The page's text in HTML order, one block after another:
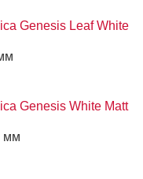
Genesis Leaf White
Genesis White Matt
мм